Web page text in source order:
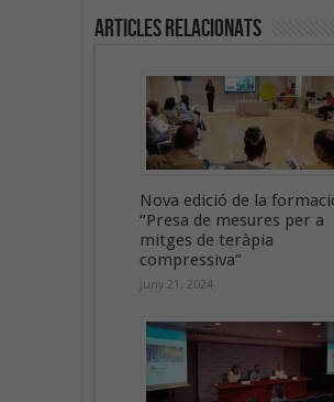
Articles Relacionats
Nova edició de la
“Presa de mesures per a
mitges de teràpia
compressiva”
juny 21, 2024